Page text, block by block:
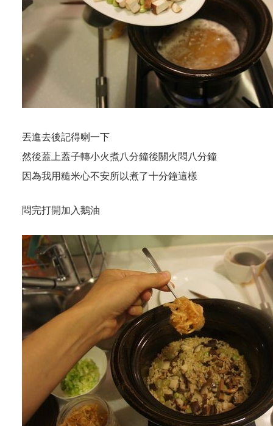
丟進去後記得喇一下
然後蓋上蓋子轉小火煮八分鐘後關火悶八分鐘
因為我用糙米心不安所以煮了十分鐘這樣
悶完打開加入鵝油